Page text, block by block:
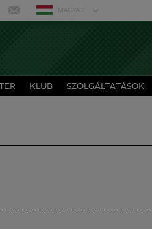
MAGYAR
KLUB SZOLGÁLTATÁSOK